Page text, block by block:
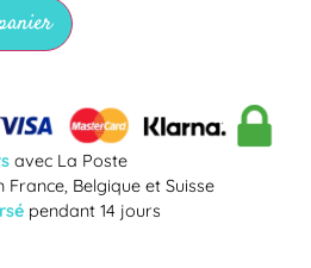
avec La Poste
France, Belgique et Suisse
pendant 14 jours